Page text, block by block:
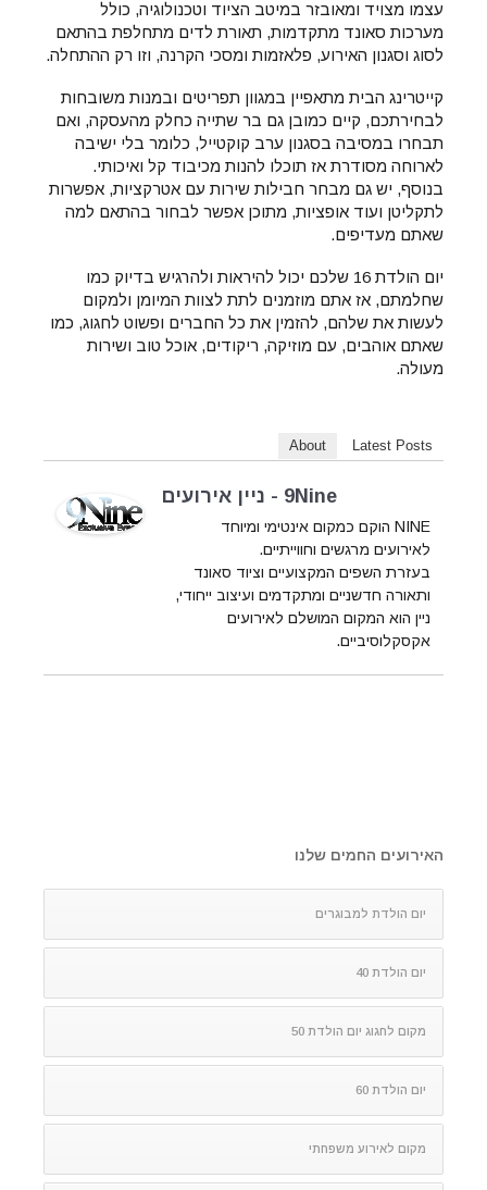
עצמו מצויד ומאובזר במיטב הציוד וטכנולוגיה, כולל
מערכות סאונד מתקדמות, תאורת לדים מתחלפת בהתאם
לסוג וסגנון האירוע, פלאזמות ומסכי הקרנה, וזו רק ההתחלה.
קייטרינג הבית מתאפיין במגוון תפריטים ובמנות משובחות
לבחירתכם, קיים כמובן גם בר שתייה כחלק מהעסקה, ואם
תבחרו במסיבה בסגנון ערב קוקטייל, כלומר בלי ישיבה
לארוחה מסודרת אז תוכלו להנות מכיבוד קל ואיכותי.
בנוסף, יש גם מבחר חבילות שירות עם אטרקציות, אפשרות
לתקליטן ועוד אופציות, מתוכן אפשר לבחור בהתאם למה
שאתם מעדיפים.
יום הולדת 16 שלכם יכול להיראות ולהרגיש בדיוק כמו
שחלמתם, אז אתם מוזמנים לתת לצוות המיומן ולמקום
לעשות את שלהם, להזמין את כל החברים ופשוט לחגוג, כמו
שאתם אוהבים, עם מוזיקה, ריקודים, אוכל טוב ושירות
מעולה.
About Latest Posts
9Nine - ניין אירועים
NINE הוקם כמקום אינטימי ומיוחד
לאירועים מרגשים וחווייתיים.
בעזרת השפים המקצועיים וציוד סאונד
ותאורה חדשניים ומתקדמים ועיצוב ייחודי,
ניין הוא המקום המושלם לאירועים
אקסקלוסיביים.
האירועים החמים שלנו
יום הולדת למבוגרים
יום הולדת 40
מקום לחגוג יום הולדת 50
יום הולדת 60
מקום לאירוע משפחתי